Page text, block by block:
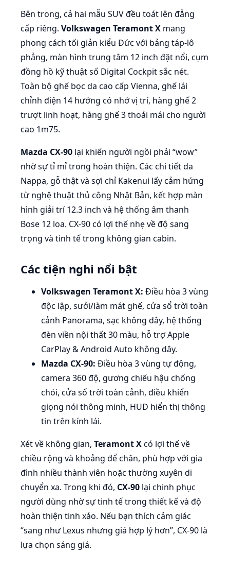
Bên trong, cả hai mẫu SUV đều toát lên đẳng
cấp riêng. Volkswagen Teramont X mang
phong cách tối giản kiểu Đức với bảng táp-lô
phẳng, màn hình trung tâm 12 inch đặt nổi, cụm
đồng hồ kỹ thuật số Digital Cockpit sắc nét.
Toàn bộ ghế bọc da cao cấp Vienna, ghế lái
chỉnh điện 14 hướng có nhớ vị trí, hàng ghế 2
trượt linh hoạt, hàng ghế 3 thoải mái cho người
cao 1m75.
Mazda CX-90 lại khiến người ngồi phải “wow”
nhờ sự tỉ mỉ trong hoàn thiện. Các chi tiết da
Nappa, gỗ thật và sợi chỉ Kakenui lấy cảm hứng
từ nghệ thuật thủ công Nhật Bản, kết hợp màn
hình giải trí 12.3 inch và hệ thống âm thanh
Bose 12 loa. CX-90 có lợi thế nhẹ về độ sang
trọng và tinh tế trong không gian cabin.
Các tiện nghi nổi bật
Volkswagen Teramont X: Điều hòa 3 vùng
độc lập, sưởi/làm mát ghế, cửa sổ trời toàn
cảnh Panorama, sạc không dây, hệ thống
đèn viền nội thất 30 màu, hỗ trợ Apple
CarPlay & Android Auto không dây.
Mazda CX-90: Điều hòa 3 vùng tự động,
camera 360 độ, gương chiếu hậu chống
chói, cửa sổ trời toàn cảnh, điều khiển
giọng nói thông minh, HUD hiển thị thông
tin trên kính lái.
Xét về không gian, Teramont Xcó lợi thế về
chiều rộng và khoảng để chân, phù hợp với gia
đình nhiều thành viên hoặc thường xuyên di
chuyển xa. Trong khi đó, CX-90 lại chinh phục
người dùng nhờ sự tinh tế trong thiết kế và độ
hoàn thiện tinh xảo. Nếu bạn thích cảm giác
“sang như Lexus nhưng giá hợp lý hơn”, CX-90 là
lựa chọn sáng giá.